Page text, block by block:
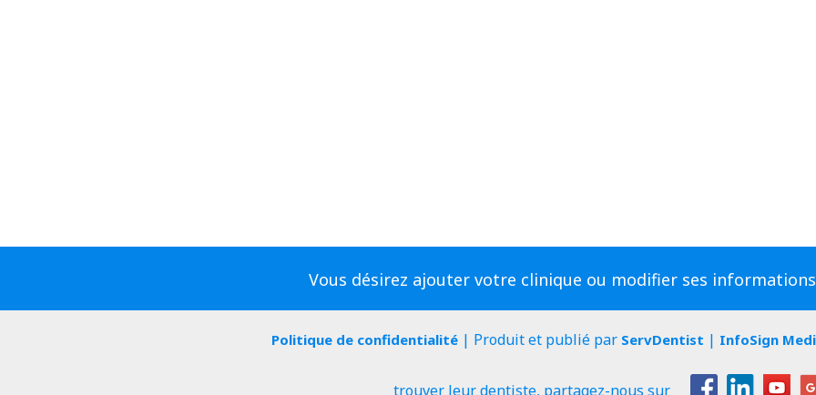
Vous désirez ajouter votre clinique ou modifier ses
Politique de confidentialité | Produit et publié par ServDentist | InfoSign
trouver leur dentiste, partagez-nous sur